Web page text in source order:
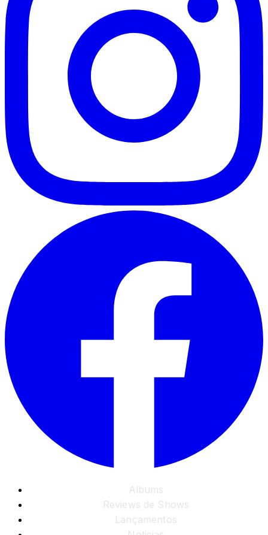
Albums
Reviews de Shows
Lançamentos